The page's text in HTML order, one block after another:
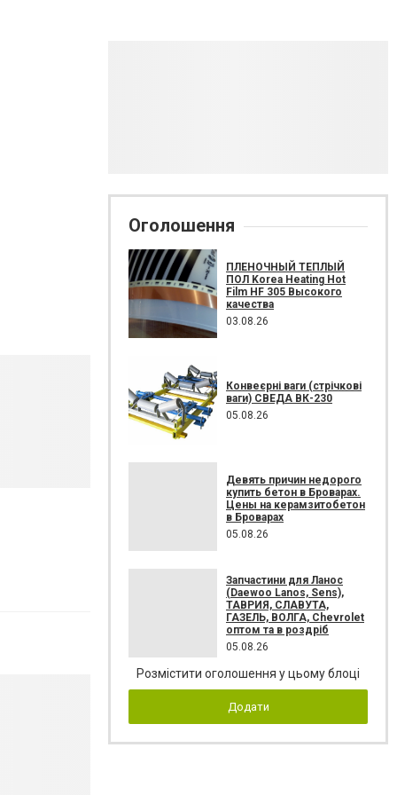
Оголошення
ПЛЕНОЧНЫЙ ТЕПЛЫЙ
ПОЛ Korea Heating Hot
Film HF 305 Высокого
качества
03.08.26
Конвеєрні ваги (стрічкові
ваги) СВЕДА ВК-230
05.08.26
Девять причин недорого
купить бетон в Броварах.
Цены на керамзитобетон
в Броварах
05.08.26
Запчастини для Ланос
(Daewoo Lanos, Sens),
ТАВРИЯ, СЛАВУТА,
ГАЗЕЛЬ, ВОЛГА, Chevrolet
оптом та в роздріб
05.08.26
Розмістити оголошення у цьому блоці
Додати